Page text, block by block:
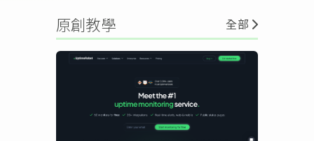
原創教學 全部